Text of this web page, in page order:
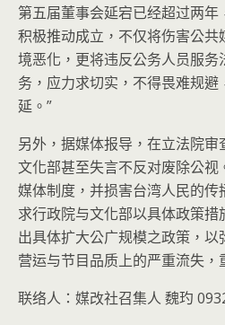
第五届董事会延宕已经超过两
积极推动成立，不仅将伤害公
境恶化，更将违反公务人员服务
务，应力求切实，不得畏难规
延。”
另外，据媒体报导，在立法院审
文化部甚至失言不反对废除公
媒体制度，并损害台湾人民的
求行政院与文化部以具体政策
出具体扩大公广规模之政策，
营运与节目品质上的严重流失，
联络人：媒改社召集人 魏玓